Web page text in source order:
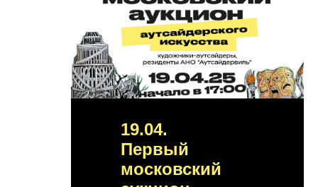
19.04.
Первый
московский